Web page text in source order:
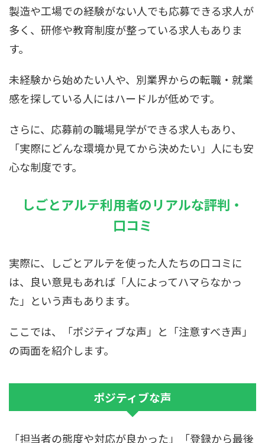
製造や工場での経験がない人でも応募できる求人が
多く、研修や教育制度が整っている求人もありま
す。
未経験から始めたい人や、別業界からの転職・就業
感を探している人にはハードルが低めです。
さらに、応募前の職場見学ができる求人もあり、
「実際にどんな環境か見てから決めたい」人にも安
心な制度です。
しごとアルテ利用者のリアルな評判・
口コミ
実際に、しごとアルテを使った人たちの口コミに
は、良い意見もあれば「人によってハマらなかっ
た」という声もあります。
ここでは、「ポジティブな声」と「注意すべき声」
の両面を紹介します。
ポジティブな声
「担当者の態度や対応が良かった」「登録から最後